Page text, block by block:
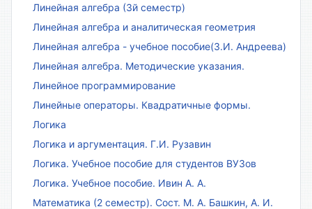
Линейная алгебра (3й семестр)
Линейная алгебра и аналитическая геометрия
Линейная алгебра - учебное пособие(З.И. Андреева)
Линейная алгебра. Методические указания.
Линейное программирование
Линейные операторы. Квадратичные формы.
Логика
Логика и аргументация. Г.И. Рузавин
Логика. Учебное пособие для студентов ВУЗов
Логика. Учебное пособие. Ивин А. А.
Математика (2 семестр). Сост. М. А. Башкин, А. И.